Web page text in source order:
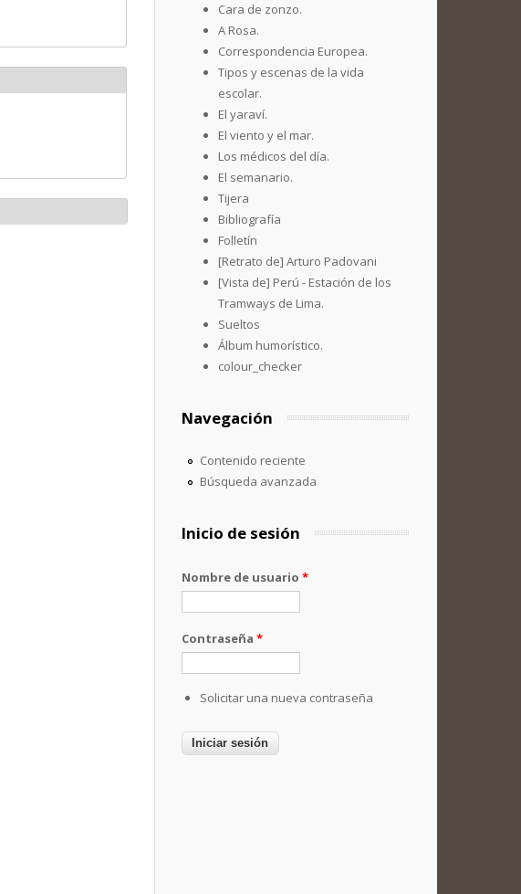
Cara de zonzo.
A Rosa.
Correspondencia Europea.
Tipos y escenas de la vida
escolar.
El yaraví.
El viento y el mar.
Los médicos del día.
El semanario.
Tijera
Bibliografía
Folletín
[Retrato de] Arturo Padovani
[Vista de] Perú - Estación de los
Tramways de Lima.
Sueltos
Álbum humorístico.
colour_checker
Navegación
Contenido reciente
Búsqueda avanzada
Inicio de sesión
Nombre de usuario *
Contraseña *
Solicitar una nueva contraseña